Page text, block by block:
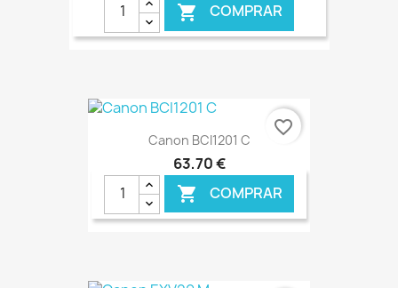
 COMPRAR
Canon BCI1201 C
63,70 €
 COMPRAR
favorite_border